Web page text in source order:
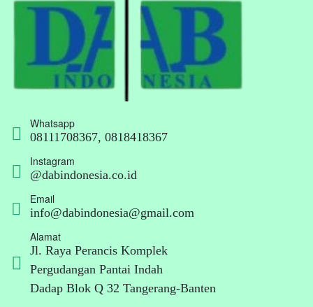
Whatsapp
08111708367, 0818418367
Instagram
@dabindonesia.co.id
Email
info@dabindonesia@gmail.com
Alamat
Jl. Raya Perancis Komplek
Pergudangan Pantai Indah
Dadap Blok Q 32 Tangerang-Banten